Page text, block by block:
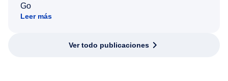
Go
Leer más
Ver todo publicaciones